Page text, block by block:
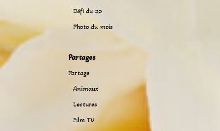
Défi du 20
Photo du mois
Partages
Partage
Animaux
Lectures
Film TV